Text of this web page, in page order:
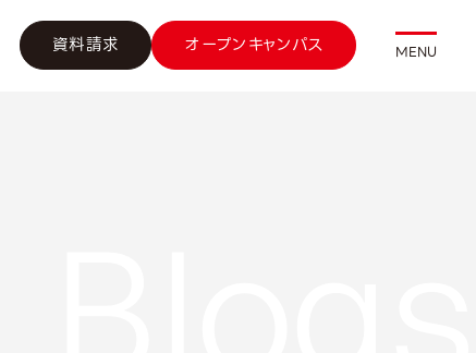
資料請求 オープンキャンパス MENU